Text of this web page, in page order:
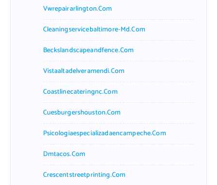
Vwrepairarlington.com
Cleaningservicebaltimore-Md.com
Beckslandscapeandfence.com
Vistaaltadelveramendi.com
Coastlinecateringnc.com
Cuesburgershouston.com
Psicologiaespecializadaencampeche.com
Dmtacos.com
Crescentstreetprinting.com